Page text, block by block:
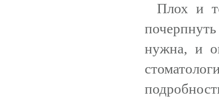
Плох и
нужна, и